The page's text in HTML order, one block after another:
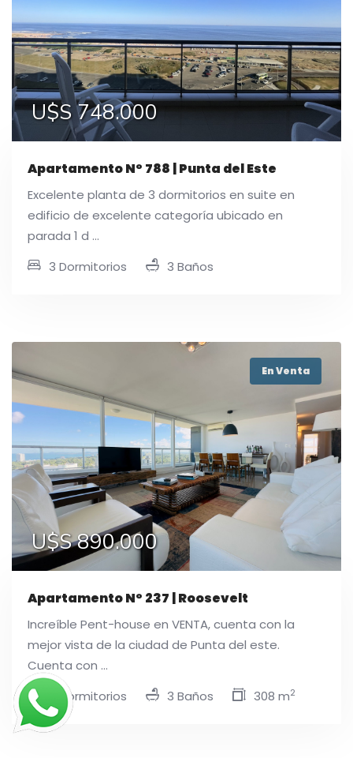
U$S 748.000
Apartamento N° 788 | Punta del Este
Excelente planta de 3 dormitorios en suite en
edificio de excelente categoría ubicado en
parada 1 d ...
3 Dormitorios
3 Baños
En Venta
U$S 890.000
Apartamento N° 237 | Roosevelt
Increíble Pent-house en VENTA, cuenta con la
mejor vista de la ciudad de Punta del este.
Cuenta con ...
3 Dormitorios
3 Baños 308 m2